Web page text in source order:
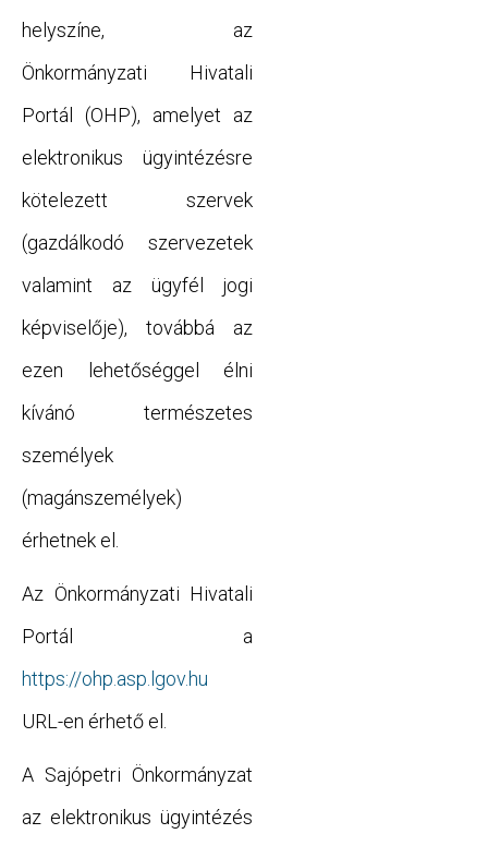
helyszíne, az
Önkormányzati Hivatali
Portál (OHP), amelyet az
elektronikus ügyintézésre
kötelezett szervek
(gazdálkodó szervezetek
valamint az ügyfél jogi
képviselője), továbbá az
ezen lehetőséggel élni
kívánó természetes
személyek
(magánszemélyek)
érhetnek el.
Az Önkormányzati Hivatali
Portál a
https://ohp.asp.lgov.hu
URL-en érhető el.
A Sajópetri Önkormányzat
az elektronikus ügyintézés